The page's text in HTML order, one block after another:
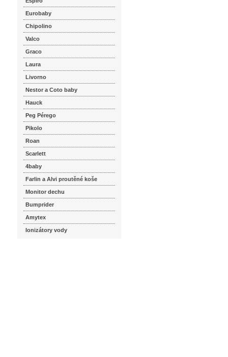
Eurobaby
Chipolino
Valco
Graco
Laura
Livorno
Nestor a Coto baby
Hauck
Peg Pérego
Pikolo
Roan
Scarlett
4baby
Farlin a Alvi proutěné koše
Monitor dechu
Bumprider
Amytex
Ionizátory vody